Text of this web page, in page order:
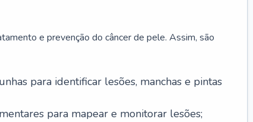
e prevenção do câncer de pele. Assim, são
para identificar lesões, manchas e pintas
para mapear e monitorar lesões;